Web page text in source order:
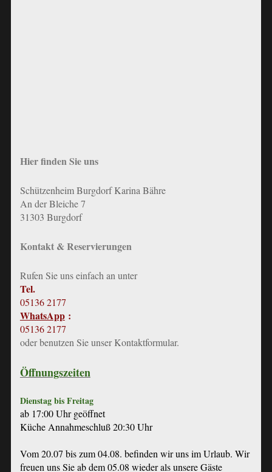
Hier finden Sie uns
Schützenheim Burgdorf Karina Bähre
An der Bleiche 7
31303 Burgdorf
Kontakt & Reservierungen
Rufen Sie uns einfach an unter
Tel.
05136 2177
WhatsApp:
05136 2177
oder benutzen Sie unser Kontaktformular.
Öffnungszeiten
Dienstag bis Freitag
ab 17:00 Uhr geöffnet
Küche Annahmeschluß 20:30 Uhr
Vom 20.07 bis zum 04.08. befinden wir uns im Urlaub. Wir
freuen uns Sie ab dem 05.08 wieder als unsere Gäste